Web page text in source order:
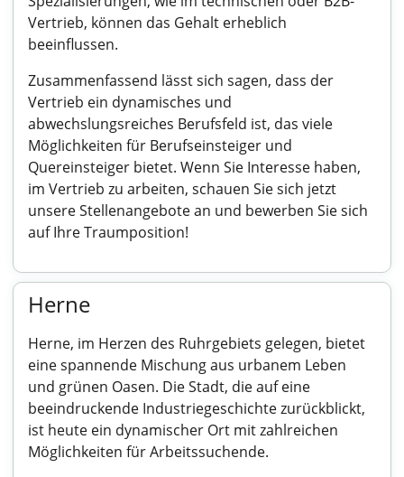
Vertrieb, können das Gehalt erheblich
beeinflussen.
Zusammenfassend lässt sich sagen, dass der
Vertrieb ein dynamisches und
abwechslungsreiches Berufsfeld ist, das viele
Möglichkeiten für Berufseinsteiger und
Quereinsteiger bietet. Wenn Sie Interesse haben,
im Vertrieb zu arbeiten, schauen Sie sich jetzt
unsere Stellenangebote an und bewerben Sie sich
auf Ihre Traumposition!
Herne
Herne, im Herzen des Ruhrgebiets gelegen, bietet
eine spannende Mischung aus urbanem Leben
und grünen Oasen. Die Stadt, die auf eine
beeindruckende Industriegeschichte zurückblickt,
ist heute ein dynamischer Ort mit zahlreichen
Möglichkeiten für Arbeitssuchende.